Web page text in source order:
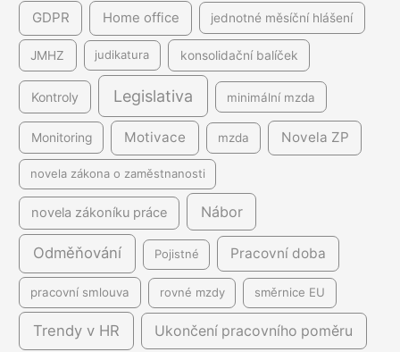
GDPR Home office jednotné měsíční hlášení
JMHZ judikatura konsolidační balíček
Kontroly Legislativa minimální mzda
Monitoring Motivace mzda Novela ZP
novela zákona o zaměstnanosti
novela zákoníku práce Nábor
Odměňování Pojistné Pracovní doba
pracovní smlouva rovné mzdy směrnice EU
Trendy v HR Ukončení pracovního poměru